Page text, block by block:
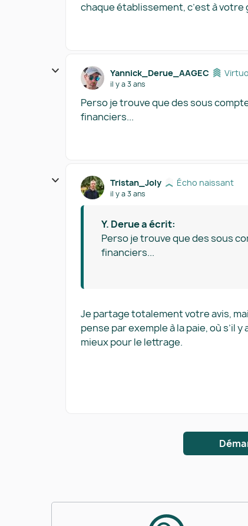
chaque établissement, c’est à votre
Yannick_Derue_AAGEC
il y a 3 ans
Perso je trouve que des sous
financiers...
Tristan_Joly Écho naissant
il y a 3 ans
Y. Derue a écrit:
Perso je trouve que des sous
financiers...
Je partage totalement votre avis,
pense par exemple à la paie, où s’il
mieux pour le lettrage.